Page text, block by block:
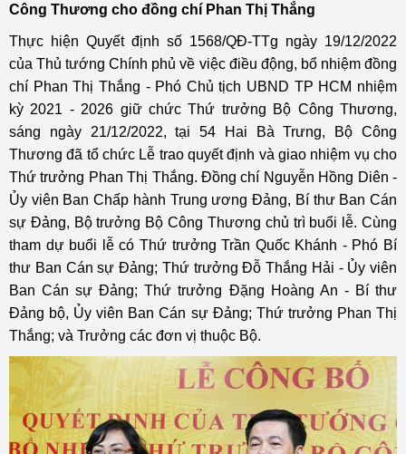
Công Thương cho đồng chí Phan Thị Thắng
Thực hiện Quyết định số 1568/QĐ-TTg ngày 19/12/2022
của Thủ tướng Chính phủ về việc điều động, bổ nhiệm đồng
chí Phan Thị Thắng - Phó Chủ tịch UBND TP HCM nhiệm
kỳ 2021 - 2026 giữ chức Thứ trưởng Bộ Công Thương,
sáng ngày 21/12/2022, tại 54 Hai Bà Trưng, Bộ Công
Thương đã tổ chức Lễ trao quyết định và giao nhiệm vụ cho
Thứ trưởng Phan Thị Thắng. Đồng chí Nguyễn Hồng Diên -
Ủy viên Ban Chấp hành Trung ương Đảng, Bí thư Ban Cán
sự Đảng, Bộ trưởng Bộ Công Thương chủ trì buổi lễ. Cùng
tham dự buổi lễ có Thứ trưởng Trần Quốc Khánh - Phó Bí
thư Ban Cán sự Đảng; Thứ trưởng Đỗ Thắng Hải - Ủy viên
Ban Cán sự Đảng; Thứ trưởng Đặng Hoàng An - Bí thư
Đảng bộ, Ủy viên Ban Cán sự Đảng; Thứ trưởng Phan Thị
Thắng; và Trưởng các đơn vị thuộc Bộ.